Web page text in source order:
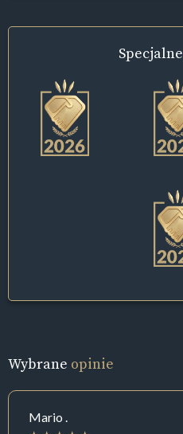
Specjalne
Wybrane opinie
Mario .